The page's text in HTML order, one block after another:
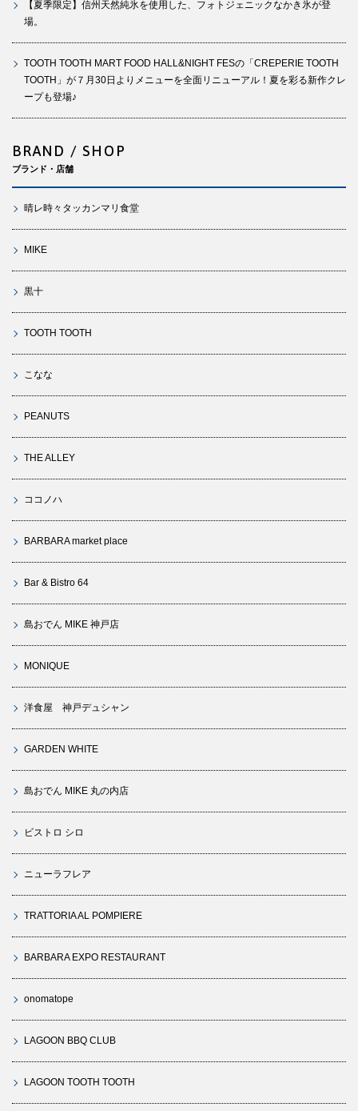
【夏季限定】信州天然純氷を使用した、フォトジェニックなかき氷が登
場。
TOOTH TOOTH MART FOOD HALL&NIGHT FESの「CREPERIE TOOTH
TOOTH」が７月30日よりメニューを全面リニューアル！夏を彩る新作クレ
ープも登場♪
BRAND / SHOP
ブランド・店舗
晴レ時々タッカンマリ食堂
MIKE
黒十
TOOTH TOOTH
こなな
PEANUTS
THE ALLEY
ココノハ
BARBARA market place
Bar & Bistro 64
島おでん MIKE 神戸店
MONIQUE
洋食屋 神戸デュシャン
GARDEN WHITE
島おでん MIKE 丸の内店
ビストロ シロ
ニューラフレア
TRATTORIA AL POMPIERE
BARBARA EXPO RESTAURANT
onomatope
LAGOON BBQ CLUB
LAGOON TOOTH TOOTH